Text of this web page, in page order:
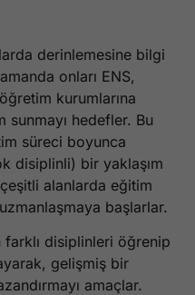
derinlemesine bilgi
onları ENS,
kurumlarına
sunmayı hedefler. Bu
süreci boyunca
disiplinli) bir yaklaşım
alanlarda eğitim
başlarlar.
disiplinleri öğrenip
gelişmiş bir
amaçlar.